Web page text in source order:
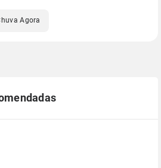
Agora